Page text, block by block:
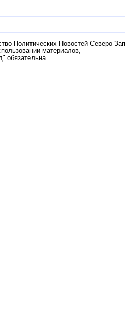
Политических Новостей Северо-
материалов,
обязательна